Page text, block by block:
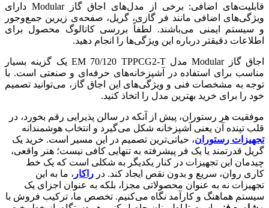
قابلیت‌های اضافی: برخی از مدل‌های اجاق گاز Modular دارای
ویژگی‌های اضافی مانند فر گازی، گریل، صفحه‌ی زیرین جمع‌وجور
و سیستم ایمنی می‌باشند. لطفاً بررسی کاتالوگ محصول برای
اطلاعات دقیقتر درباره این ویژگی‌ها را انجام دهید.
اجاق گاز Modular مدل EM 70/120 TPPCG2-T یک گزینه بسیار
مناسب برای استفاده در آشپزخانه‌های حرفه‌ای و صنعتی است. با
توجه به مشخصات فنی و ویژگی‌های این اجاق گاز، می‌توانید تصمیم
خود را برای خرید بهترین مدل را اتخاذ کنید.
موفقیت هر رستوران، پیش از آنکه در سالن پذیرایی رقم بخورد، در
قلب تپنده آن یعنی آشپزخانه شکل می‌گیرد و انتخاب هوشمندانه
تجهیزات رستوران، حیاتی‌ترین تصمیم در این مسیر است. خرید یک
گریل قدرتمند یا یک فر پیشرفته به تنهایی کافی نیست؛ هنر واقعی،
چیدمان این تجهیزات در کنار یکدیگر به شکلی است که یک خط
کاری روان، سریع و بدون نقص ایجاد کند. در راکار ، ما به این
تجهیزات نه به عنوان محصولاتی مجزا، بلکه به عنوان اجزای یک
سیستم هماهنگ و کارآمد نگاه می‌کنیم. تخصص ما، ترکیب فروش با